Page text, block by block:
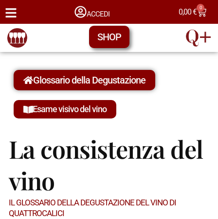
ACCEDI 0,00€ 0
SHOP
Glossario della Degustazione
Esame visivo del vino
La consistenza del
vino
IL GLOSSARIO DELLA DEGUSTAZIONE DEL VINO DI
QUATTROCALICI